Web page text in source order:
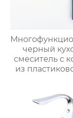
черный
смеситель с
из